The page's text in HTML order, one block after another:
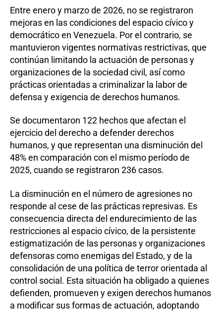
Entre enero y marzo de 2026, no se registraron
mejoras en las condiciones del espacio cívico y
democrático en Venezuela. Por el contrario, se
mantuvieron vigentes normativas restrictivas, que
continúan limitando la actuación de personas y
organizaciones de la sociedad civil, así como
prácticas orientadas a criminalizar la labor de
defensa y exigencia de derechos humanos.
Se documentaron 122 hechos que afectan el
ejercicio del derecho a defender derechos
humanos, y que representan una disminución del
48% en comparación con el mismo período de
2025, cuando se registraron 236 casos.
La disminución en el número de agresiones no
responde al cese de las prácticas represivas. Es
consecuencia directa del endurecimiento de las
restricciones al espacio cívico, de la persistente
estigmatización de las personas y organizaciones
defensoras como enemigas del Estado, y de la
consolidación de una política de terror orientada al
control social. Esta situación ha obligado a quienes
defienden, promueven y exigen derechos humanos
a modificar sus formas de actuación, adoptando